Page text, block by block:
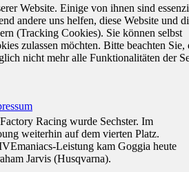
Racing wurde Sechster. Im
weiterhin auf dem vierten Platz.
Leistung kam Goggia heute
Jarvis (Husqvarna).
Website. Einige von ihnen sind
andere uns helfen, diese Website und
(Tracking Cookies). Sie können selbst
zulassen möchten. Bitte beachten Sie,
nicht mehr alle Funktionalitäten der